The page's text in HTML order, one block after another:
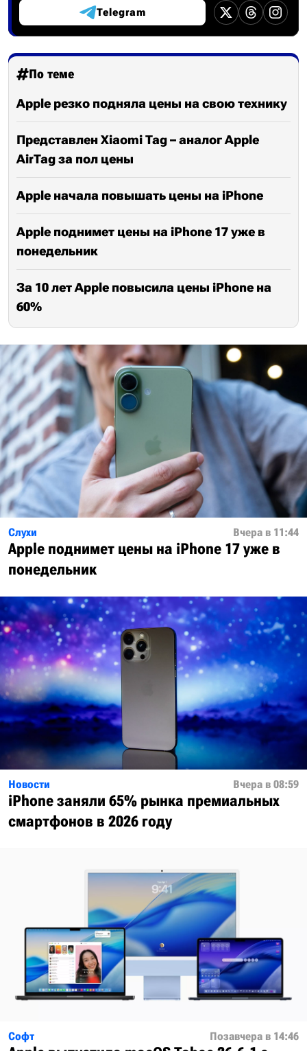
Telegram
По теме
Apple резко подняла цены на свою технику
Представлен Xiaomi Tag – аналог Apple
AirTag за пол цены
Apple начала повышать цены на iPhone
Apple поднимет цены на iPhone 17 уже в
понедельник
За 10 лет Apple повысила цены iPhone на
60%
Слухи Вчера в 11:44
Apple поднимет цены на iPhone 17 уже в
понедельник
Новости Вчера в 08:59
iPhone заняли 65% рынка премиальных
смартфонов в 2026 году
Софт Позавчера в 14:46